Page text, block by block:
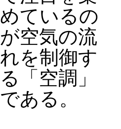
めているの
が空気の流
れを制御す
る「空調」
である。